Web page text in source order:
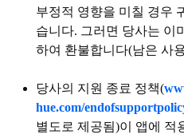
부정적 영향을 미칠 경우
습니다. 그러면 당사는 이
하여 환불합니다(남은 사
당사의 지원 종료 정책(
hue.com/
별도로 제공됨)이 앱에 적